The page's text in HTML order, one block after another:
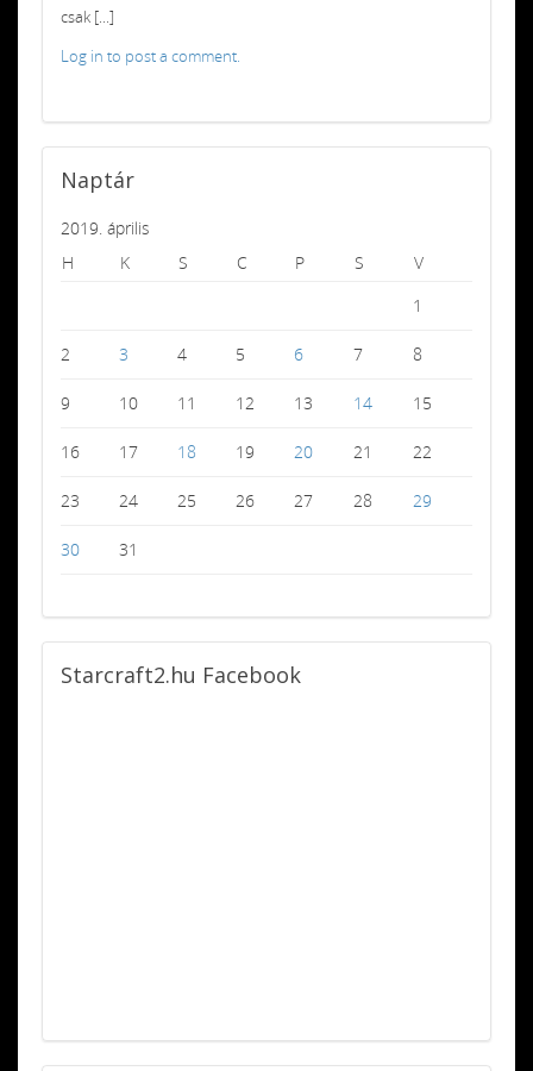
csak [...]
Log in to post a comment.
Naptár
2019. április
H
K S C P S
V
1
2 3 4 5 6 7 8
9 10 11 12 13 14 15
16 17 18 19 20 21 22
23 24 25 26 27 28 29
30 31
Starcraft2.hu Facebook